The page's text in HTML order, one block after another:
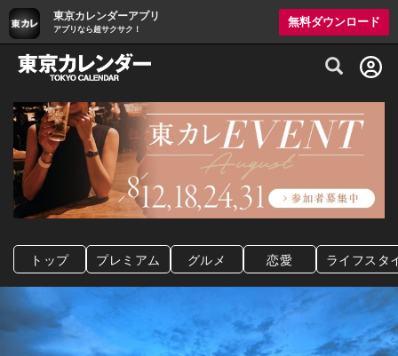
東京カレンダーアプリ
アプリなら超サクサク！
無料ダウンロード
グルメ情報・プレミアムレストラン予約
トップ プレミアム グルメ 恋愛 ライフスタ